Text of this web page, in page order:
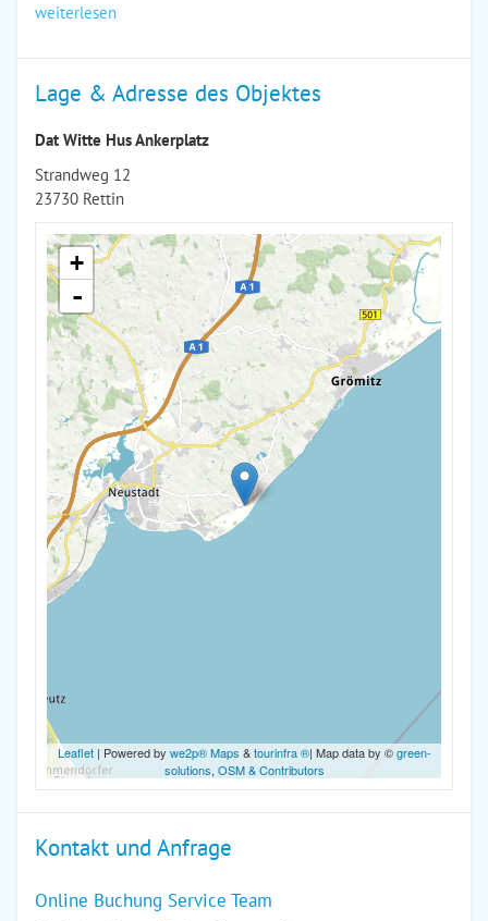
weiterlesen
Lage & Adresse des Objektes
Dat Witte Hus Ankerplatz
Strandweg 12
23730 Rettin
+
-
Leaflet| Powered by we2p® Maps &tourinfra ®| Map data by ©green-
solutions, OSM & Contributors
Kontakt und Anfrage
Online Buchung Service Team